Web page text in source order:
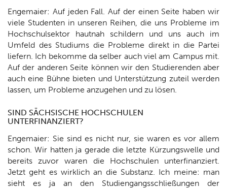
Engemaier: Auf jeden Fall. Auf der einen Seite haben wir
viele Studenten in unseren Reihen, die uns Probleme im
Hochschulsektor hautnah schildern und uns auch im
Umfeld des Studiums die Probleme direkt in die Partei
liefern. Ich bekomme da selber auch viel am Campus mit.
Auf der anderen Seite können wir den Studierenden aber
auch eine Bühne bieten und Unterstützung zuteil werden
lassen, um Probleme anzugehen und zu lösen.
SIND SÄCHSISCHE HOCHSCHULEN
UNTERFINANZIERT?
Engemaier: Sie sind es nicht nur, sie waren es vor allem
schon. Wir hatten ja gerade die letzte Kürzungswelle und
bereits zuvor waren die Hochschulen unterfinanziert.
Jetzt geht es wirklich an die Substanz. Ich meine: man
sieht es ja an den Studiengangsschließungen der